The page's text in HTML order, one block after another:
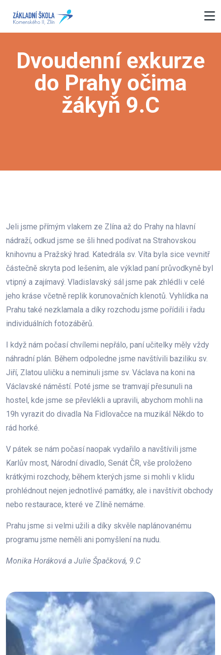
Dvoudenní exkurze
do Prahy očima
žákyň 9.C
Jeli jsme přímým vlakem ze Zlína až do Prahy na hlavní
nádraží, odkud jsme se šli hned podívat na Strahovskou
knihovnu a Pražský hrad. Katedrála sv. Víta byla sice vevnitř
částečně skryta pod lešením, ale výklad paní průvodkyně byl
vtipný a zajímavý. Vladislavský sál jsme pak zhlédli v celé
jeho kráse včetně replik korunovačních klenotů. Vyhlídka na
Prahu také nezklamala a díky rozchodu jsme pořídili i řadu
individuálních fotozáběrů.
I když nám počasí chvílemi nepřálo, paní učitelky měly vždy
náhradní plán. Během odpoledne jsme navštívili baziliku sv.
Jiří, Zlatou uličku a neminuli jsme sv. Václava na koni na
Václavské náměstí. Poté jsme se tramvají přesunuli na
hostel, kde jsme se převlékli a upravili, abychom mohli na
19h vyrazit do divadla Na Fidlovačce na muzikál Někdo to
rád horké.
V pátek se nám počasí naopak vydařilo a navštívili jsme
Karlův most, Národní divadlo, Senát ČR, vše proloženo
krátkými rozchody, během kterých jsme si mohli v klidu
prohlédnout nejen jednotlivé památky, ale i navštívit obchody
nebo restaurace, které ve Zlíně nemáme.
Prahu jsme si velmi užili a díky skvěle naplánovanému
programu jsme neměli ani pomyšlení na nudu.
Monika Horáková a Julie Špačková, 9.C